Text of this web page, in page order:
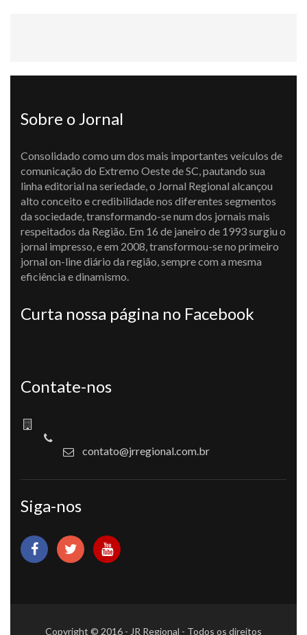
Sobre o Jornal
Consolidado como um dos mais importantes veículos de
comunicação do Extremo Oeste de SC, pautando sua
linha editorial na seriedade, o Jornal Regional alcançou
alto conceito e credibilidade nos diferentes segmentos
da sociedade, transformando-se num dos jornais mais
respeitados da Região. Em 16 de janeiro de 1993 surgiu o
jornal impresso, e em 2008, transformou-se no primeiro
jornal on-line diário da região, sempre com a mesma
eficiência e dinamismo.
Curta nossa página no Facebook
Contate-nos
contato@jrregional.com.br
Siga-nos
Copyright © 2016 - JR Regional - Todos os direitos